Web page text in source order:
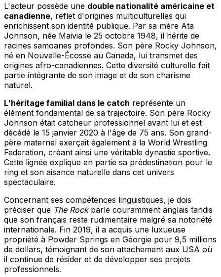
L'acteur possède une double nationalité américaine et
canadienne, reflet d'origines multiculturelles qui
enrichissent son identité publique. Par sa mère Ata
Johnson, née Maivia le 25 octobre 1948, il hérite de
racines samoanes profondes. Son père Rocky Johnson,
né en Nouvelle-Écosse au Canada, lui transmet des
origines afro-canadiennes. Cette diversité culturelle fait
partie intégrante de son image et de son charisme
naturel.
L'héritage familial dans le catch représente un
élément fondamental de sa trajectoire. Son père Rocky
Johnson était catcheur professionnel avant lui et est
décédé le 15 janvier 2020 à l'âge de 75 ans. Son grand-
père maternel exerçait également à la World Wrestling
Federation, créant ainsi une véritable dynastie sportive.
Cette lignée explique en partie sa prédestination pour le
ring et son aisance naturelle dans cet univers
spectaculaire.
Concernant ses compétences linguistiques, je dois
préciser que The Rockparle couramment anglais tandis
que son français reste rudimentaire malgré sa notoriété
internationale. Fin 2019, il a acquis une luxueuse
propriété à Powder Springs en Géorgie pour 9,5 millions
de dollars, témoignant de son attachement aux USA où
il continue de résider et de développer ses projets
professionnels.